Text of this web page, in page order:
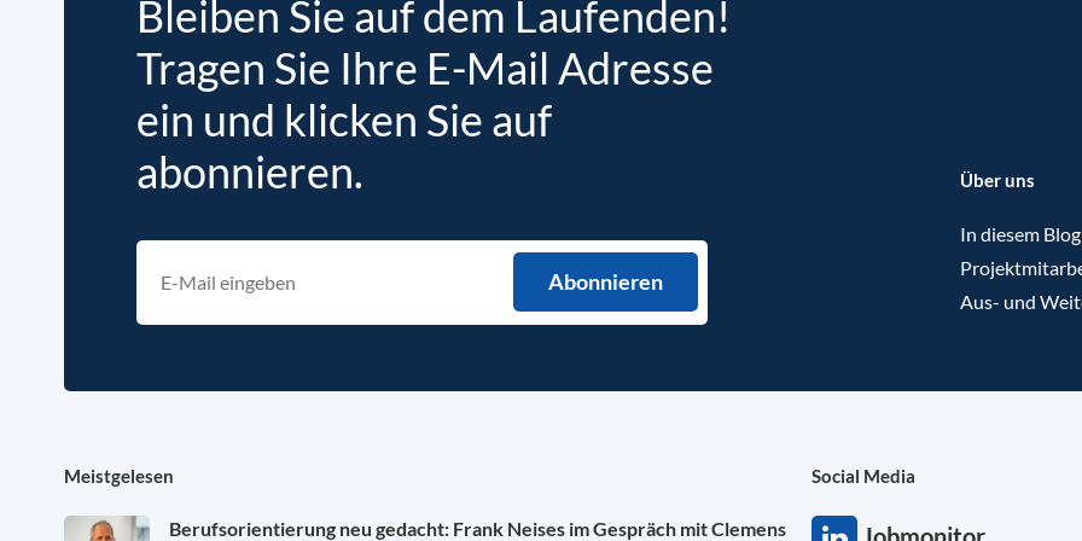
Bleiben Sie auf dem Laufenden!
Tragen Sie Ihre E-Mail Adresse
ein und klicken Sie auf
abonnieren.
Über uns
In diesem
Aus- und
Meistgelesen
Berufsorientierung neu gedacht: Frank Neises im Gespräch mit Clemens
Social Media